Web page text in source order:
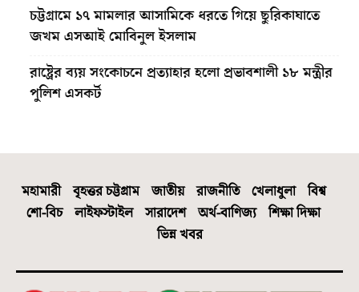
চট্টগ্রামে ১৭ মামলার আসামিকে ধরতে গিয়ে ছুরিকাঘাতে
জখম এসআই মোবিনুল ইসলাম
রাষ্ট্রের ব্যয় সংকোচনে প্রত্যাহার হলো প্রভাবশালী ১৮ মন্ত্রীর
পুলিশ এসকর্ট
মহামারী বৃহত্তর চট্টগ্রাম জাতীয় রাজনীতি খেলাধুলা
বিশ্ব
শো-বিচ
লাইফস্টাইল সারাদেশ অর্থ-বাণিজ্য
শিক্ষা দিক্ষা
ভিন্ন খবর